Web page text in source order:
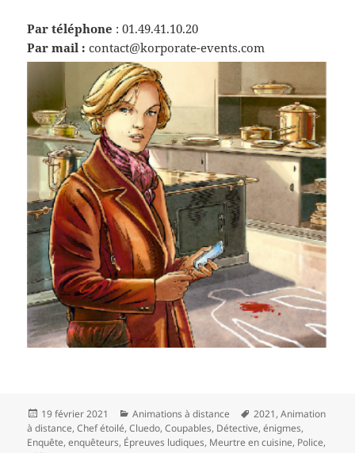
Par téléphone : 01.49.41.10.20
Par mail : contact@korporate-events.com
Publié
le
19 février 2021 Catégories
Animations à distance
Mots-
clés
2021,Animation
à distance,Chef étoilé,Cluedo,Coupables, Détective,énigmes,
Enquête,enquêteurs, Épreuves ludiques, Meurtre en cuisine, Police,